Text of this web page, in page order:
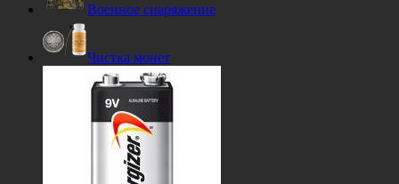
Военное снаряжение
Чистка монет